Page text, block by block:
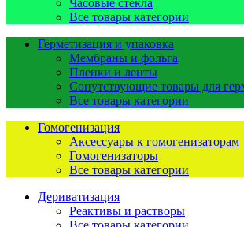
Часовые стекла
Все товары категории
Герметизация и упаковка
Мембраны и фольга
Пленки и ленты
Сопутствующие товары для
Все товары категории
Гомогенизация
Аксессуары к гомогенизаторам
Гомогенизаторы
Все товары категории
Дериватизация
Реактивы и растворы